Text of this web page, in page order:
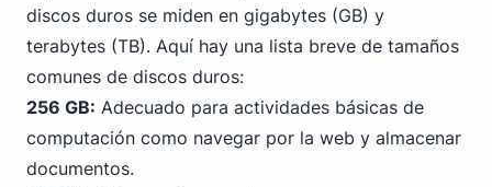
discos duros se miden en gigabytes (GB) y
terabytes (TB). Aquí hay una lista breve de tamaños
comunes de discos duros:
256 GB: Adecuado para actividades básicas de
computación como navegar por la web y almacenar
documentos.